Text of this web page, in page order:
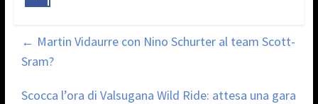
← Martin Vidaurre con Nino Schurter al team Scott-
Sram?
Scocca l’ora di Valsugana Wild Ride: attesa una gara